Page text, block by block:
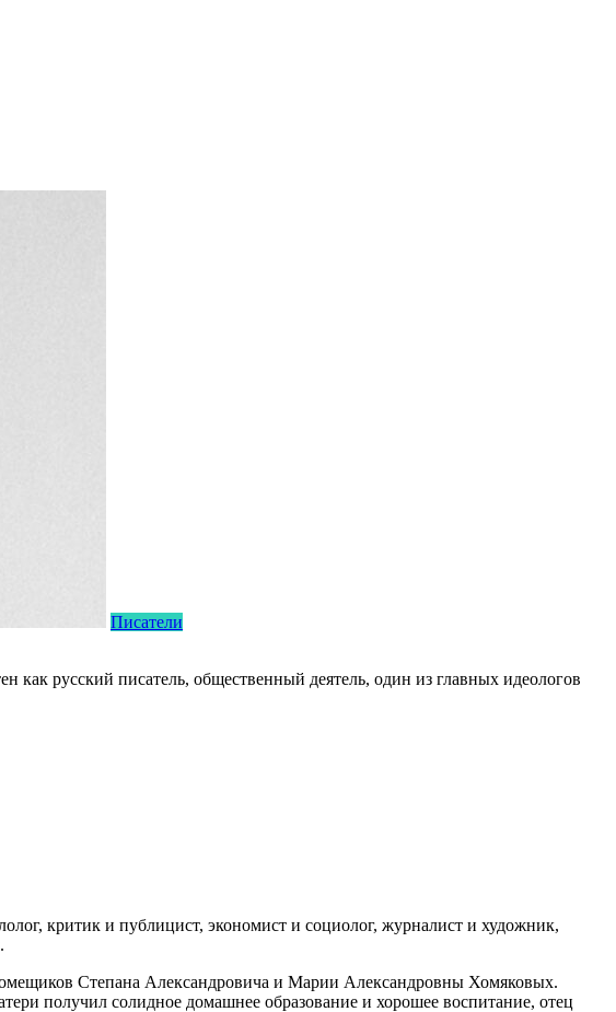
Писатели
русский писатель, общественный деятель, один из главных идеологов
критик и публицист, экономист и социолог, журналист и художник,
Степана Александровича и Марии Александровны Хомяковых.
получил солидное домашнее образование и хорошее воспитание, отец